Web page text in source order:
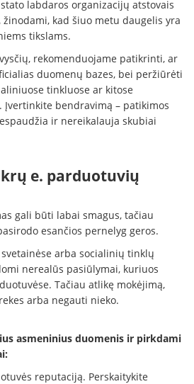
labdaros organizacijų atstovais
kad šiuo metu daugelis yra
tikslams.
rekomenduojame patikrinti, ar
duomenų bazes, bei peržiūrėti
tinkluose ar kitose
Įvertinkite bendravimą – patikimos
ir nereikalauja skubiai
e. parduotuvių
gali būti labai smagus, tačiau
esančios pernelyg geros.
arba socialinių tinklų
nerealūs pasiūlymai, kuriuos
Tačiau atlikę mokėjimą,
arba negauti nieko.
asmeninius duomenis ir pirkdami
reputaciją. Perskaitykite